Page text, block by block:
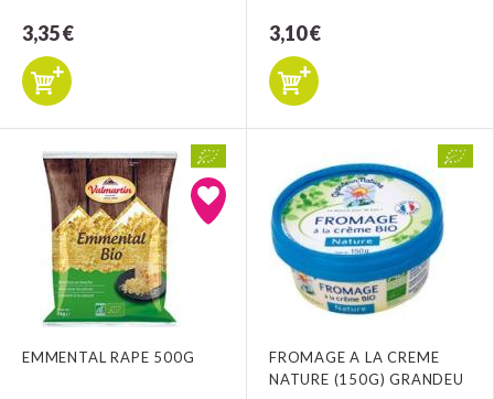
3,35 € 3,10 €
EMMENTAL RAPE 500G
FROMAGE A LA CREME
NATURE (150G) GRANDEU